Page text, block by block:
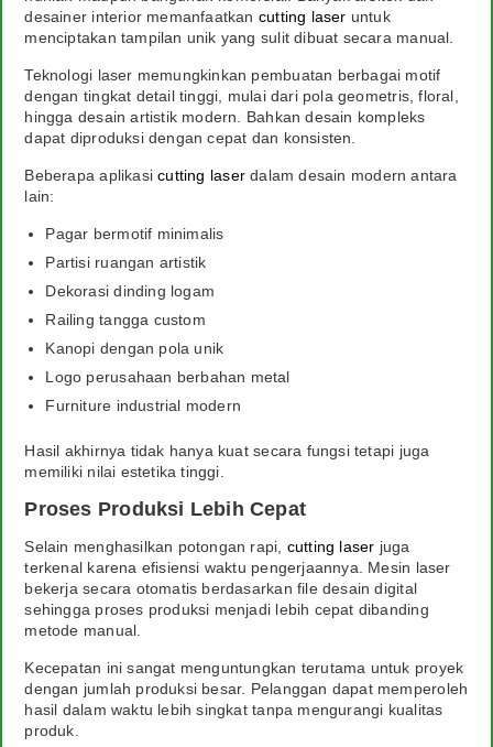
desainer interior memanfaatkan cutting laser untuk
menciptakan tampilan unik yang sulit dibuat secara manual.
Teknologi laser memungkinkan pembuatan berbagai motif
dengan tingkat detail tinggi, mulai dari pola geometris, floral,
hingga desain artistik modern. Bahkan desain kompleks
dapat diproduksi dengan cepat dan konsisten.
Beberapa aplikasicutting laserdalam desain modern antara
lain:
Pagar bermotif minimalis
Partisi ruangan artistik
Dekorasi dinding logam
Railing tangga custom
Kanopi dengan pola unik
Logo perusahaan berbahan metal
Furniture industrial modern
Hasil akhirnya tidak hanya kuat secara fungsi tetapi juga
memiliki nilai estetika tinggi.
Proses Produksi Lebih Cepat
Selain menghasilkan potongan rapi, cutting laser juga
terkenal karena efisiensi waktu pengerjaannya. Mesin laser
bekerja secara otomatis berdasarkan file desain digital
sehingga proses produksi menjadi lebih cepat dibanding
metode manual.
Kecepatan ini sangat menguntungkan terutama untuk proyek
dengan jumlah produksi besar. Pelanggan dapat memperoleh
hasil dalam waktu lebih singkat tanpa mengurangi kualitas
produk.